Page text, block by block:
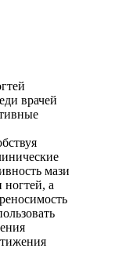
врачей
мази
а